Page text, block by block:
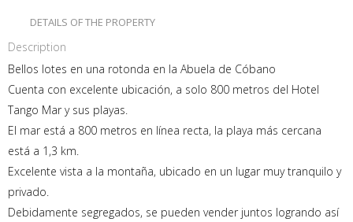
DETAILS OF THE PROPERTY
Description
Bellos lotes en una rotonda en la Abuela de Cóbano
Cuenta con excelente ubicación, a solo 800 metros del Hotel
Tango Mar y sus playas.
El mar está a 800 metros en línea recta, la playa más cercana
está a 1,3 km.
Excelente vista a la montaña, ubicado en un lugar muy tranquilo y
privado.
Debidamente segregados, se pueden vender juntos logrando así